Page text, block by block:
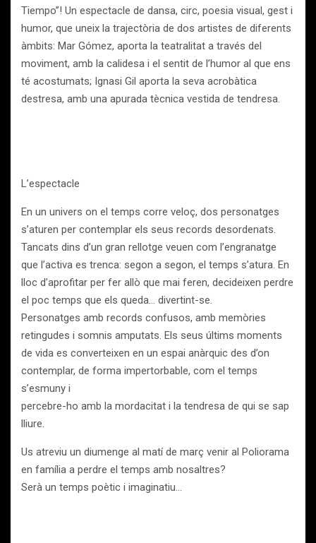
Tiempo”! Un espectacle de dansa, circ, poesia visual, gest i
humor, que uneix la trajectòria de dos artistes de diferents
àmbits: Mar Gómez, aporta la teatralitat a través del
moviment, amb la calidesa i el sentit de l’humor al que ens
té acostumats; Ignasi Gil aporta la seva acrobàtica
destresa, amb una apurada tècnica vestida de tendresa.
L’espectacle
En un univers on el temps corre veloç, dos personatges
s’aturen per contemplar els seus records desordenats.
Tancats dins d’un gran rellotge veuen com l’engranatge
que l’activa es trenca: segon a segon, el temps s’atura. En
lloc d’aprofitar per fer allò que mai feren, decideixen perdre
el poc temps que els queda… divertint-se.
Personatges amb records confusos, amb memòries
retingudes i somnis amputats. Els seus últims moments
de vida es converteixen en un espai anàrquic des d’on
contemplar, de forma impertorbable, com el temps
s’esmuny i
percebre-ho amb la mordacitat i la tendresa de qui se sap
lliure.
Us atreviu un diumenge al matí de març venir al Poliorama
en família a perdre el temps amb nosaltres?
Serà un temps poètic i imaginatiu…